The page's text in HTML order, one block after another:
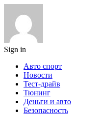
Sign in
Авто спорт
Новости
Тест-драйв
Тюнинг
Деньги и авто
Безопасность